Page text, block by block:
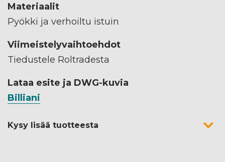
Materiaalit
Pyökki ja verhoiltu istuin
Viimeistelyvaihtoehdot
Tiedustele Roltradesta
Lataa esite ja DWG-kuvia
Billiani
Kysy lisää tuotteesta